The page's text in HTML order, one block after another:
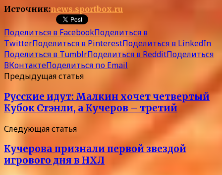
Источник:news.sportbox.ru
Поделиться в FacebookПоделиться в
TwitterПоделиться в PinterestПоделиться в LinkedIn
Поделиться в TumblrПоделиться в RedditПоделиться
ВКонтактеПоделиться по Email
Предыдущая статья
Русские идут: Малкин хочет четвертый
Кубок Стэнли, а Кучеров – третий
Следующая статья
Кучерова признали первой звездой
игрового дня в НХЛ